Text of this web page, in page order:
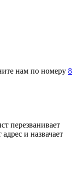
нам по номеру 8
перезванивает
и назвачает